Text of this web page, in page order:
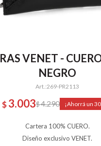
VENET -
NEGRO
269-PR2113
$ 3.003$4.290 30
Cartera 100% CUERO.
Diseño exclusivo VENET.